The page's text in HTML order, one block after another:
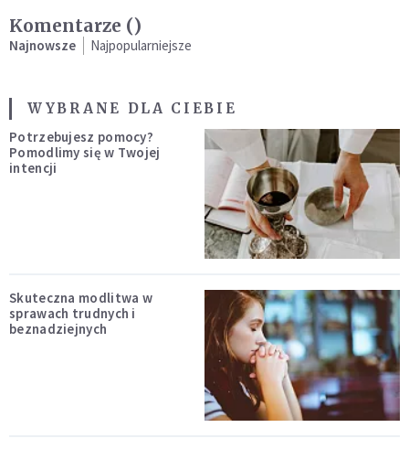
Komentarze ()
Najnowsze Najpopularniejsze
WYBRANE DLA CIEBIE
Potrzebujesz pomocy?
Pomodlimy się w Twojej
intencji
Skuteczna modlitwa w
sprawach trudnych i
beznadziejnych